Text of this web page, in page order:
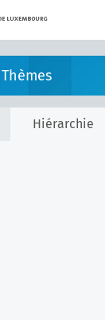
Thèmes
Hiérarchie